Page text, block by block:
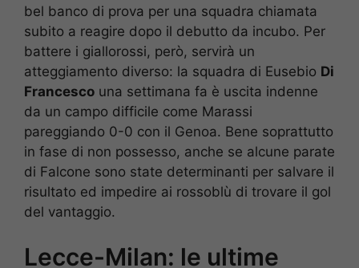
bel banco di prova per una squadra chiamata
subito a reagire dopo il debutto da incubo. Per
battere i giallorossi, però, servirà un
atteggiamento diverso: la squadra di Eusebio Di
Francesco una settimana fa è uscita indenne
da un campo difficile come Marassi
pareggiando 0-0 con il Genoa. Bene soprattutto
in fase di non possesso, anche se alcune parate
di Falcone sono state determinanti per salvare il
risultato ed impedire ai rossoblù di trovare il gol
del vantaggio.
Lecce-Milan: le ultime